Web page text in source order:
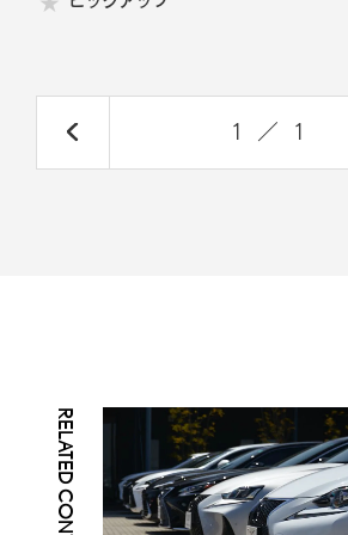
1 ／ 1
RELATED CONTENTS